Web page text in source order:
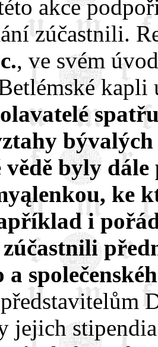
akce
zúčastnili.
, ve svém
vědě byly
ke
i
jejich